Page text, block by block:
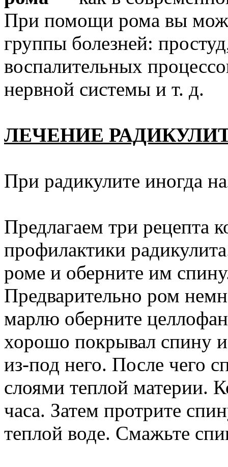
При помощи рома вы
группы болезней:
воспалительных
нервной системы и т. д.
ЛЕЧЕНИЕ
При радикулите иногда
Предлагаем три рецепта
профилактики
роме и оберните им
Предварительно ром
марлю оберните
хорошо покрывал спину
из-под него. После чего
слоями теплой материи.
часа. Затем протрите
теплой воде. Смажьте